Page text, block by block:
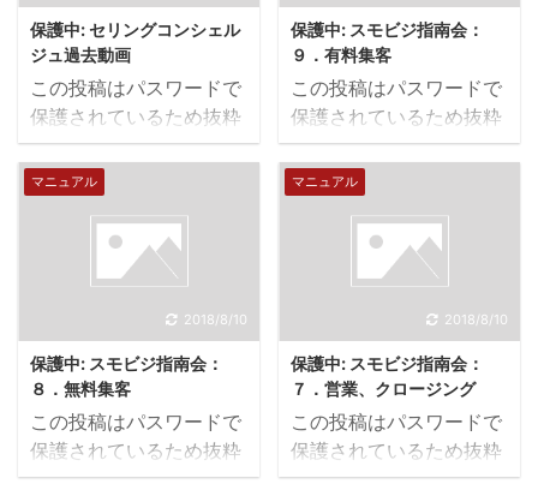
29日「Amazonストア」
の掲載ポリシー改訂
「Amazonストア」の掲
載ポリシー改訂のお知ら
せ 2018年6月29日 この
度、以下の内容について
「Amazon ストア」の掲
載ポリシーが改訂されま
した。 ・掲載禁止商品の
追加（医薬品および一部
保護中: セリングコンシェル
ジュ過去動画
この投稿はパスワードで
保護されているため抜粋
文はありません。
保護中: スモビジ指南会：
９．有料集客
この投稿はパスワードで
保護されているため抜粋
文はありません。
マニュアル
2018/8/10
保護中: スモビジ指南会：
８．無料集客
この投稿はパスワードで
保護されているため抜粋
文はありません。
マニュアル
2018/8/10
保護中: スモビジ指南会：
７．営業、クロージング
この投稿はパスワードで
保護されているため抜粋
文はありません。